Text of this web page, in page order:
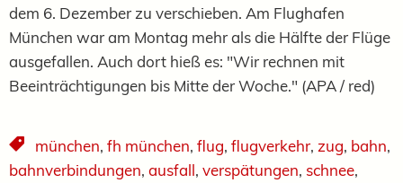
dem 6. Dezember zu verschieben. Am Flughafen
München war am Montag mehr als die Hälfte der Flüge
ausgefallen. Auch dort hieß es: "Wir rechnen mit
Beeinträchtigungen bis Mitte der Woche." (APA / red)
münchen, fh münchen, flug, flugverkehr, zug, bahn,
bahnverbindungen, ausfall, verspätungen, schnee,